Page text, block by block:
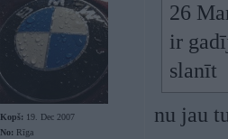
Kopš: 19. Dec 2007
No: Rīga
26
ir
slanīt
nu jau